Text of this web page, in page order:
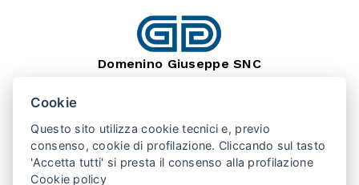
Domenino Giuseppe SNC
VIA MONTEBRACCO, 15
TEL. +39 0175 346407
Cookie
Questo sito utilizza cookie tecnici e, previo
consenso, cookie di profilazione. Cliccando sul tasto
'Accetta tutti' si presta il consenso alla profilazione
Cookie policy